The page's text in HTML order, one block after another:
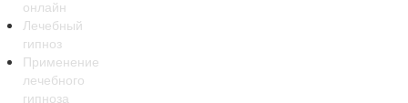
онлайн
Лечебный
гипноз
Применение
лечебного
гипноза